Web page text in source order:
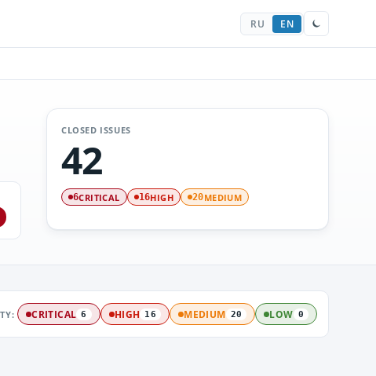
RU EN
CLOSED ISSUES
42
6CRITICAL 16HIGH 20MEDIUM
CRITICAL 6 HIGH 16 MEDIUM 20 LOW 0